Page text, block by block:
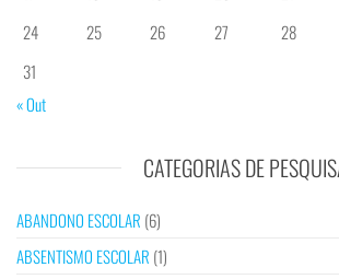
24
25 26 27 28
31
« Out
CATEGORIAS DE
ABANDONO ESCOLAR (6)
ABSENTISMO ESCOLAR (1)